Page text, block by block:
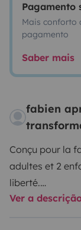
Pagamento
Mais conforto
pagamento
Saber mais
fabien
Conçu pour la
adultes et 2
liberté.
Facile à
Ver a